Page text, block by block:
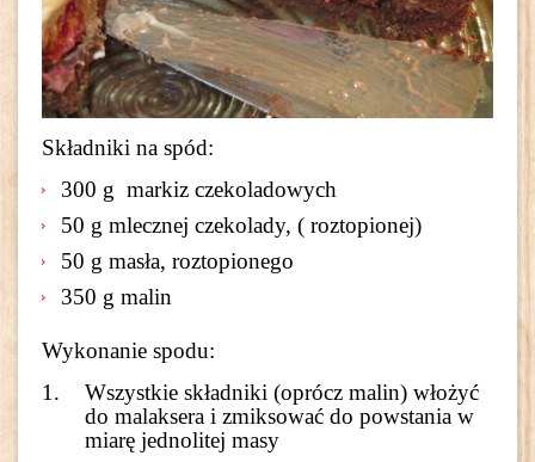
Składniki na spód:
300 g markiz czekoladowych
50 g mlecznej czekolady, ( roztopionej)
50 g masła, roztopionego
350 g malin
Wykonanie spodu:
Wszystkie składniki (oprócz malin) włożyć
do malaksera i zmiksować do powstania w
miarę jednolitej masy